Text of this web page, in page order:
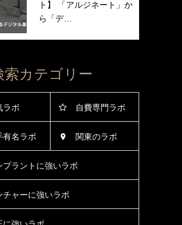
ト】 「アルジネート」か
ら「デ…
索カテゴリー
ラボ 自費専門ラボ
有名ラボ 関東のラボ
プラントに強いラボ
チャーに強いラボ